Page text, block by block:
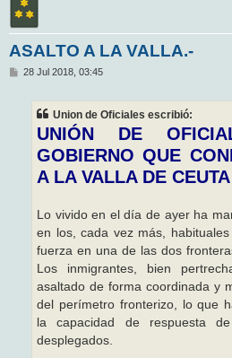
ASALTO A LA VALLA.-
M
28 Jul 2018, 03:45
Union de Oficiales escribió:
UNIÓN DE
GOBIERNO QUE
A LA VALLA DE CEUTA
Lo vivido en el día de ayer ha
en los, cada vez más,
fuerza en una de las dos
Los inmigrantes, bien
asaltado de forma coordinada y
del perímetro fronterizo, lo que
la capacidad de respuesta
desplegados.